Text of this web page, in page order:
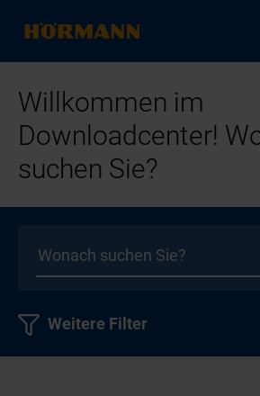
Willkommen im
Downloadcenter!
suchen Sie?
Weitere Filter